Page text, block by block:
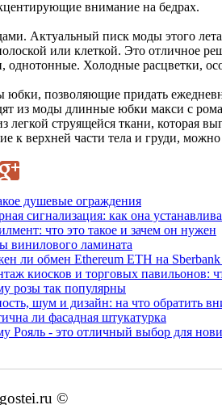
внимание на бедрах.
Актуальный писк моды этого
или клеткой. Это отличное
однотонные. Холодные расцветки,
юбки, позволяющие придать
из моды длинные юбки макси с
легкой струящейся ткани, которая
к верхней части тела и груди,
душевые ограждения
сигнализация: как она
что это такое и зачем он нужен
винилового ламината
ли обмен Ethereum ETH на
киосков и торговых павильонов:
розы так популярны
шум и дизайн: на что обратить
ли фасадная штукатурка
Рояль - это отличный выбор для
©